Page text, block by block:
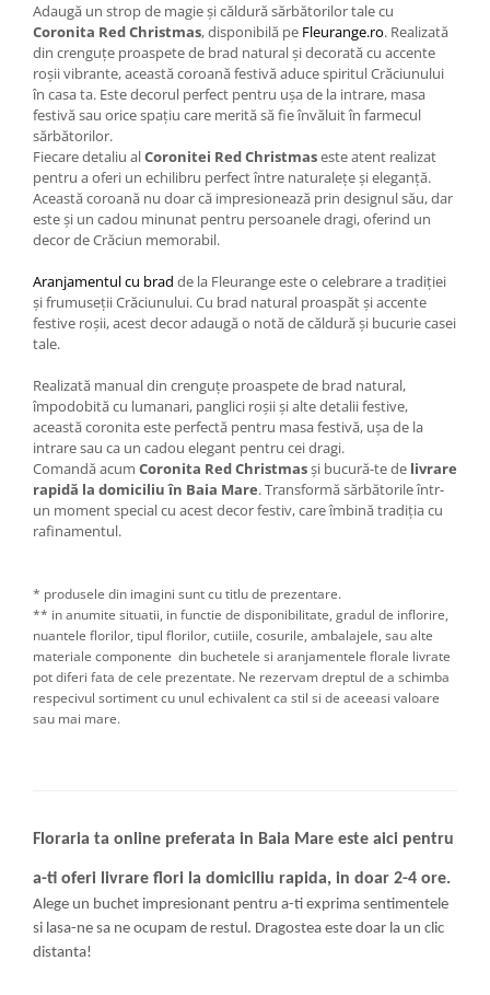
Adaugă un strop de magie și căldură sărbătorilor tale cu
Coronita Red Christmas, disponibilă pe Fleurange.ro. Realizată
din crenguțe proaspete de brad natural și decorată cu accente
roșii vibrante, această coroană festivă aduce spiritul Crăciunului
în casa ta. Este decorul perfect pentru ușa de la intrare, masa
festivă sau orice spațiu care merită să fie învăluit în farmecul
sărbătorilor.
Fiecare detaliu alCoronitei Red Christmaseste atent realizat
pentru a oferi un echilibru perfect între naturalețe și eleganță.
Această coroană nu doar că impresionează prin designul său, dar
este și un cadou minunat pentru persoanele dragi, oferind un
decor de Crăciun memorabil.
Aranjamentul cu brad de la Fleurange este o celebrare a tradiției
și frumuseții Crăciunului. Cu brad natural proaspăt și accente
festive roșii, acest decor adaugă o notă de căldură și bucurie casei
tale.
Realizată manual din crenguțe proaspete de brad natural,
împodobită cu lumanari, panglici roșii și alte detalii festive,
această coronita este perfectă pentru masa festivă, ușa de la
intrare sau ca un cadou elegant pentru cei dragi.
Comandă acum Coronita Red Christmasși bucură-te de livrare
rapidă la domiciliu în Baia Mare. Transformă sărbătorile într-
un moment special cu acest decor festiv, care îmbină tradiția cu
rafinamentul.
* produsele din imagini sunt cu titlu de prezentare.
** in anumite situatii, in functie de disponibilitate, gradul de inflorire,
nuantele florilor, tipul florilor, cutiile, cosurile, ambalajele, sau alte
materiale componente din buchetele si aranjamentele florale livrate
pot diferi fata de cele prezentate. Ne rezervam dreptul de a schimba
respecivul sortiment cu unul echivalent ca stil si de aceeasi valoare
sau mai mare.
Floraria ta online preferata in Baia Mare este aici pentru
a-ti oferi livrare flori la domiciliu rapida, in doar 2-4 ore.
Alege un buchet impresionant pentru a-ti exprima sentimentele
si lasa-ne sa ne ocupam de restul. Dragostea este doar la un clic
distanta!